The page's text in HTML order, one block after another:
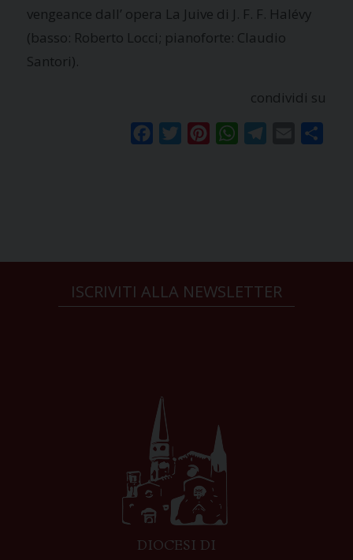
vengeance dall’ opera La Juive di J. F. F. Halévy
(basso: Roberto Locci; pianoforte: Claudio
Santori).
condividi su
FacebookTwitterPinterestWhatsAppTelegram
Email
ISCRIVITI ALLA NEWSLETTER
DIOCESI DI